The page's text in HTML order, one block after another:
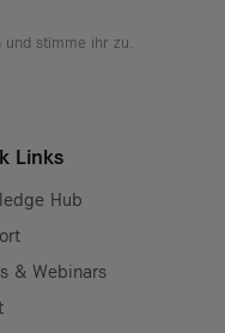
und stimme ihr zu.
Links
Hub
& Webinars